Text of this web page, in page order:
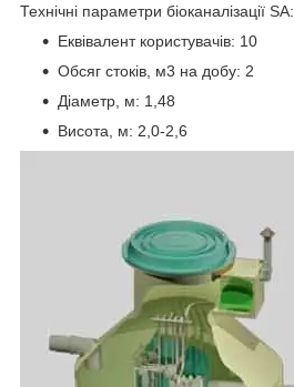
Технічні параметри біоканалізації SA:
Еквівалент користувачів: 10
Обсяг стоків, м3 на добу: 2
Діаметр, м: 1,48
Висота, м: 2,0-2,6